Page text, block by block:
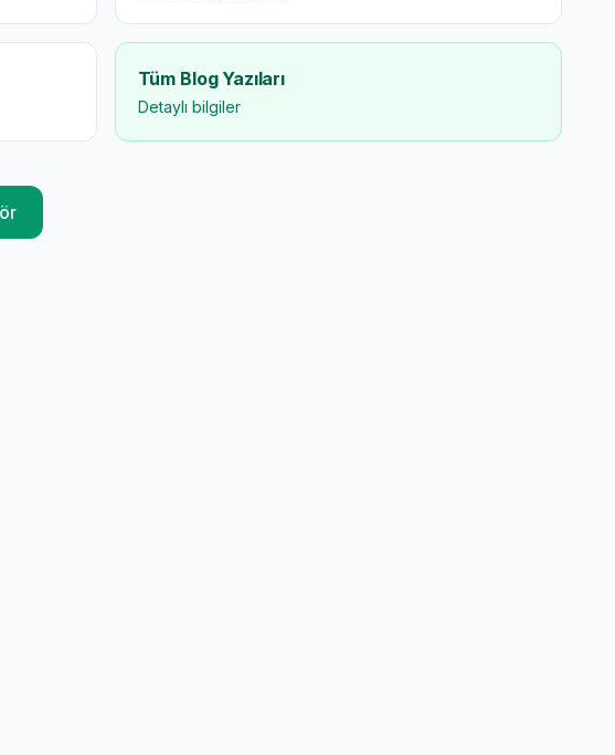
Tüm Blog Yazıları
Detaylı bilgiler